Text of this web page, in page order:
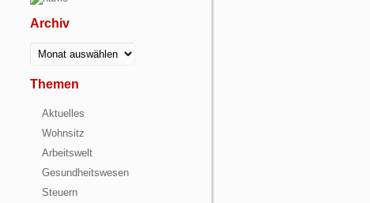
Archiv
Archiv
Themen
Aktuelles
Wohnsitz
Arbeitswelt
Gesundheitswesen
Steuern